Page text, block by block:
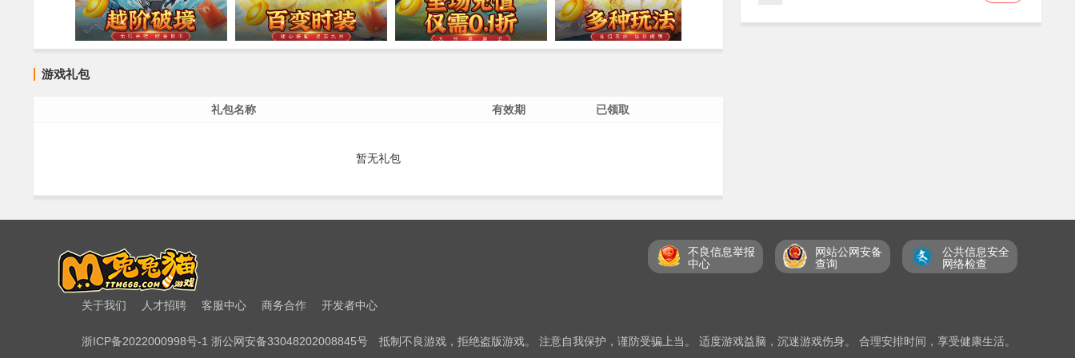
游戏礼包
礼包名称 有效期 已领取
暂无礼包
关于我们 人才招聘 客服中心 商务合作 开发者中心
浙ICP备2022000998号-1 浙公网安备33048202008845号 抵制不良游戏，拒绝盗版游戏。 注意自我保护，谨防受骗上当。 适度游戏益脑，沉迷游戏伤身。 合理安排时间，享受健康生活。
公共信息安全
网络检查
网站公网安备
查询
不良信息举报
中心